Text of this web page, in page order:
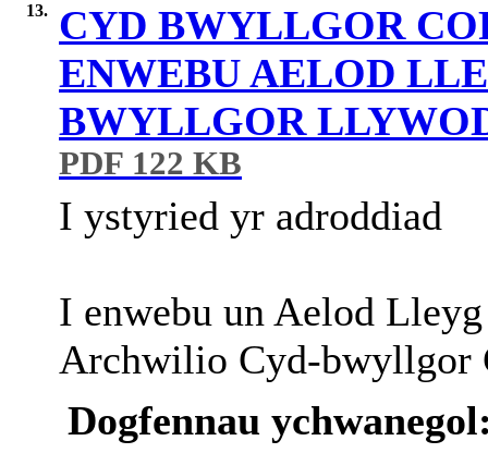
13.
CYD BWYLLGOR
ENWEBU AELOD
BWYLLGOR
PDF 122 KB
I ystyried yr adroddiad
I enwebu un Aelod
Archwilio Cyd-bwyllgor
Dogfennau